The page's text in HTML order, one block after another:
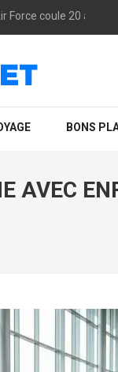
Force coule 20
BONS
AVEC